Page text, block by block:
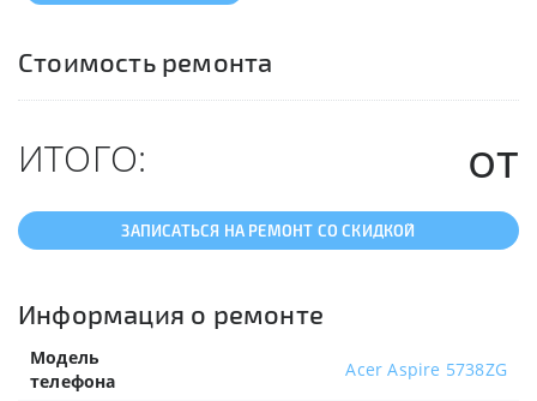
Стоимость ремонта
ИТОГО: от
ЗАПИСАТЬСЯ НА РЕМОНТ СО СКИДКОЙ
Информация о ремонте
Модель
телефона
Acer Aspire 5738ZG